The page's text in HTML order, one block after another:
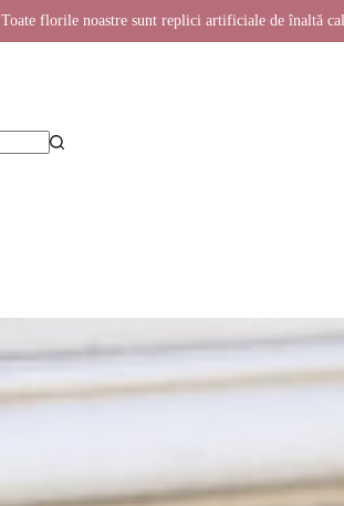
Toate florile noastre sunt replici artificiale de înaltă